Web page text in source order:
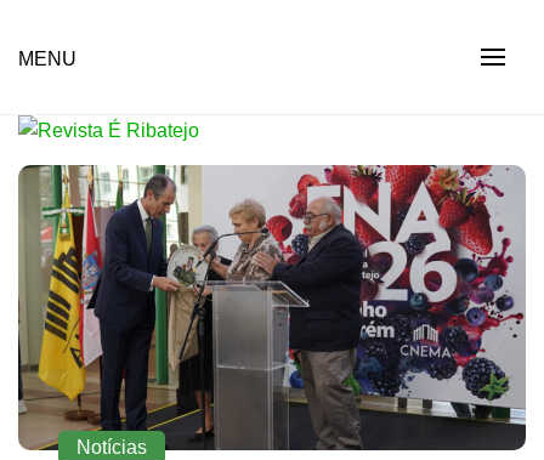
É RIBATEJO – REVISTA
SOCIAL ONLINE
MENU
Notícias